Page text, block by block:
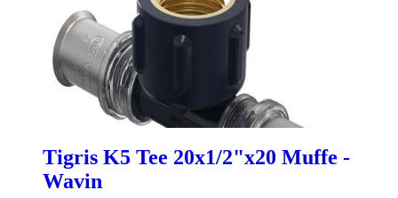
Tigris K5 Tee 20x1/2"x20 Muffe -
Wavin